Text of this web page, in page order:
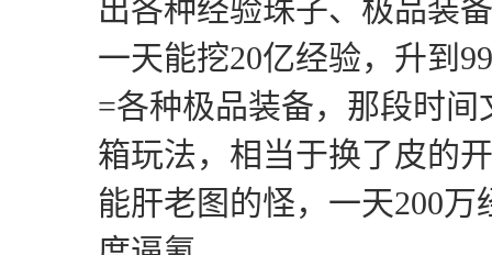
出各种经验珠子、极品装
一天能挖20亿经验，升到
=各种极品装备，那段时
箱玩法，相当于换了皮的
能肝老图的怪，一天200